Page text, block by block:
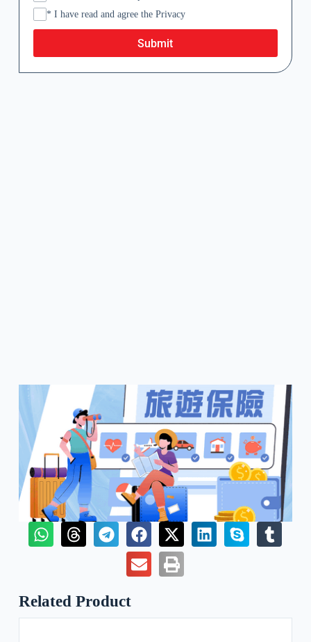
* I have read and agree the Privacy
Submit
Related Product